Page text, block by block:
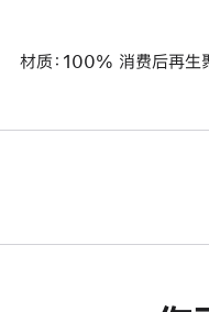
材质：100% 消费后再生